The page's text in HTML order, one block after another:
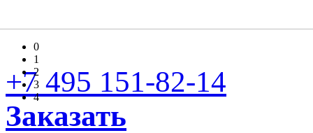
0
1
2
3
4
+7 495 151-82-14
Заказать